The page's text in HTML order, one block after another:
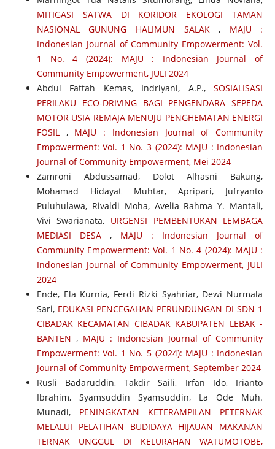
MITIGASI SATWA DI KORIDOR EKOLOGI TAMAN
NASIONAL GUNUNG HALIMUN SALAK , MAJU :
Indonesian Journal of Community Empowerment: Vol.
1 No. 4 (2024): MAJU : Indonesian Journal of
Community Empowerment, JULI 2024
Abdul Fattah Kemas, Indriyani, A.P.,SOSIALISASI
PERILAKU ECO-DRIVING BAGI PENGENDARA SEPEDA
MOTOR USIA REMAJA MENUJU PENGHEMATAN ENERGI
FOSIL , MAJU : Indonesian Journal of Community
Empowerment: Vol. 1 No. 3 (2024): MAJU : Indonesian
Journal of Community Empowerment, Mei 2024
Zamroni Abdussamad, Dolot Alhasni Bakung,
Mohamad Hidayat Muhtar, Apripari, Jufryanto
Puluhulawa, Rivaldi Moha, Avelia Rahma Y. Mantali,
Vivi Swarianata, URGENSI PEMBENTUKAN LEMBAGA
MEDIASI DESA , MAJU : Indonesian Journal of
Community Empowerment: Vol. 1 No. 4 (2024): MAJU :
Indonesian Journal of Community Empowerment, JULI
2024
Ende, Ela Kurnia, Ferdi Rizki Syahriar, Dewi Nurmala
Sari, EDUKASI PENCEGAHAN PERUNDUNGAN DI SDN 1
CIBADAK KECAMATAN CIBADAK KABUPATEN LEBAK -
BANTEN , MAJU : Indonesian Journal of Community
Empowerment: Vol. 1 No. 5 (2024): MAJU : Indonesian
Journal of Community Empowerment, September 2024
Rusli Badaruddin, Takdir Saili, Irfan Ido, Irianto
Ibrahim, Syamsuddin Syamsuddin, La Ode Muh.
Munadi, PENINGKATAN KETERAMPILAN PETERNAK
MELALUI PELATIHAN BUDIDAYA HIJAUAN MAKANAN
TERNAK UNGGUL DI KELURAHAN WATUMOTOBE,